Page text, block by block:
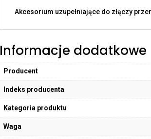
Akcesorium uzupełniające do złączy
Informacje dodatkowe
Producent
Indeks producenta
Kategoria produktu
Waga